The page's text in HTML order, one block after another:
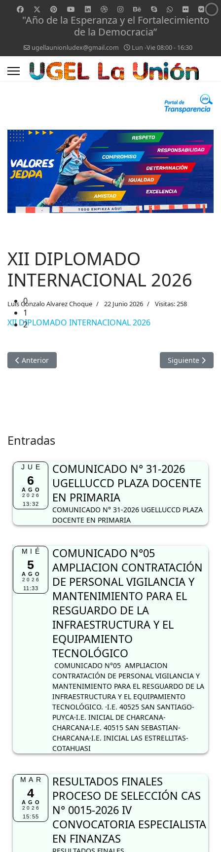
"Año de la Esperanza y el Fortalecimiento
de la Democracia”
ugellaunionludex@gmail.com Lun -Vie 08:00 - 16:30
XII DIPLOMADO
INTERNACIONAL 2026
Luis Gonzalo Alvarez Choque 22 Junio 2026 Visitas: 258
XII DIPLOMADO INTERNACIONAL 2026
Artículo anterior: PROCESO DE SELECCIÓN CAS 0013-2026 III
Anterior Artículo
Siguiente
Entradas
JUE
6
AGO
2026
13:32
COMUNICADO N° 31-2026
UGELLUCCD PLAZA DOCENTE
EN PRIMARIA
COMUNICADO N° 31-2026 UGELLUCCD PLAZA
DOCENTE EN PRIMARIA
MIÉ
5
AGO
2026
11:33
COMUNICADO N°05
AMPLIACION CONTRATACIÓN
DE PERSONAL VIGILANCIA Y
MANTENIMIENTO PARA EL
RESGUARDO DE LA
INFRAESTRUCTURA Y EL
EQUIPAMIENTO
TECNOLÓGICO
COMUNICADO N°05 AMPLIACION
CONTRATACIÓN DE PERSONAL VIGILANCIA Y
MANTENIMIENTO PARA EL RESGUARDO DE LA
INFRAESTRUCTURA Y EL EQUIPAMIENTO
TECNOLÓGICO. ·I.E. 40525 SAN SANTIAGO-
PUYCA·I.E. INICIAL DE CHARCANA-
CHARCANA·I.E. 40515 SAN SEBASTIAN-
CHARCANA·I.E. INICIAL LAS ESTRELLITAS-
COTAHUASI
MAR
4
AGO
2026
15:55
RESULTADOS FINALES
PROCESO DE SELECCIÓN CAS
N° 0015-2026 IV
CONVOCATORIA ESPECIALISTA
EN FINANZAS